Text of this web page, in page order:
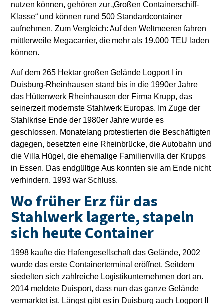
nutzen können, gehören zur „Großen Containerschiff-
Klasse“ und können rund 500 Standardcontainer
aufnehmen. Zum Vergleich: Auf den Weltmeeren fahren
mittlerweile Megacarrier, die mehr als 19.000 TEU laden
können.
Auf dem 265 Hektar großen Gelände Logport I in
Duisburg-Rheinhausen stand bis in die 1990er Jahre
das Hüttenwerk Rheinhausen der Firma Krupp, das
seinerzeit modernste Stahlwerk Europas. Im Zuge der
Stahlkrise Ende der 1980er Jahre wurde es
geschlossen. Monatelang protestierten die Beschäftigten
dagegen, besetzten eine Rheinbrücke, die Autobahn und
die Villa Hügel, die ehemalige Familienvilla der Krupps
in Essen. Das endgültige Aus konnten sie am Ende nicht
verhindern. 1993 war Schluss.
Wo früher Erz für das
Stahlwerk lagerte, stapeln
sich heute Container
1998 kaufte die Hafengesellschaft das Gelände, 2002
wurde das erste Containerterminal eröffnet. Seitdem
siedelten sich zahlreiche Logistikunternehmen dort an.
2014 meldete Duisport, dass nun das ganze Gelände
vermarktet ist. Längst gibt es in Duisburg auch Logport II